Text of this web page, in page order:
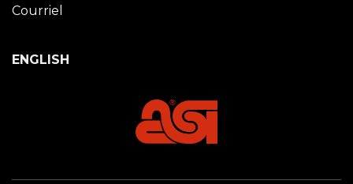
Courriel
ENGLISH